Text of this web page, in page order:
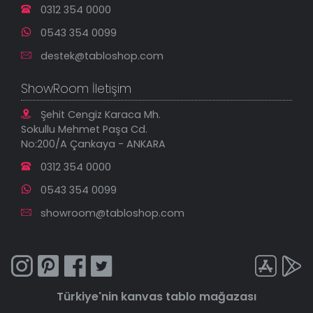
0312 354 0000
0543 354 0099
destek@tabloshop.com
ShowRoom İletişim
Şehit Cengiz Karaca Mh.
Sokullu Mehmet Paşa Cd.
No:200/A Çankaya - ANKARA
0312 354 0000
0543 354 0099
showroom@tabloshop.com
Türkiye'nin kanvas tablo mağazası